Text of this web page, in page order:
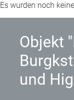
Es wurden noch
Objekt
und